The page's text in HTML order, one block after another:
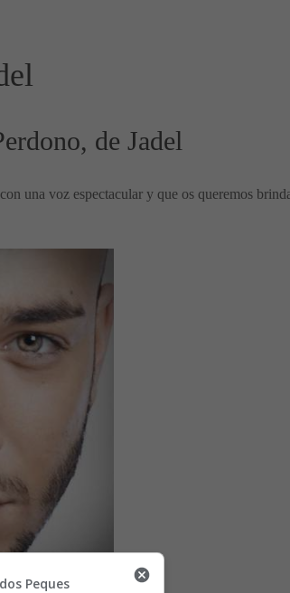
de Jadel
una voz espectacular y que os queremos
Peques